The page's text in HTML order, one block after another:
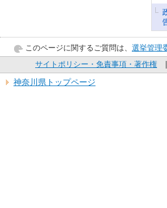
このページに関するご質問は、 選挙管理
サイトポリシー・免責事項・著作権
神奈川県トップページ